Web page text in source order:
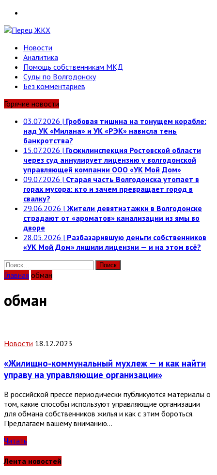
Новости
Аналитика
Помощь собственникам МКД
Суды по Волгодонску
Без комментариев
Горячие новости
03.07.2026 | Гробовая тишина на тонущем корабле:
над УК «Милана» и УК «РЭК» нависла тень
банкротства?
15.07.2026 | Госжилинспекция Ростовской области
через суд аннулирует лицензию у волгодонской
управляющей компании ООО «УК Мой Дом»
09.07.2026 | Старая часть Волгодонска утопает в
горах мусора: кто и зачем превращает город в
свалку?
29.06.2026 | Жители девятиэтажки в Волгодонске
страдают от «ароматов» канализации из ямы во
дворе
28.05.2026 | Разбазарившую деньги собственников
«УК Мой Дом» лишили лицензии — и на этом всё?
Найти:
Главная обман
обман
Новости 18.12.2023
«Жилищно-коммунальный мухлеж — и как найти
управу на управляющие организации»
В российской прессе периодически публикуются материалы о
том, какие способы используют управляющие организации
для обмана собственников жилья и как с этим бороться.
Предлагаем вашему вниманию…
Читать
Лента новостей